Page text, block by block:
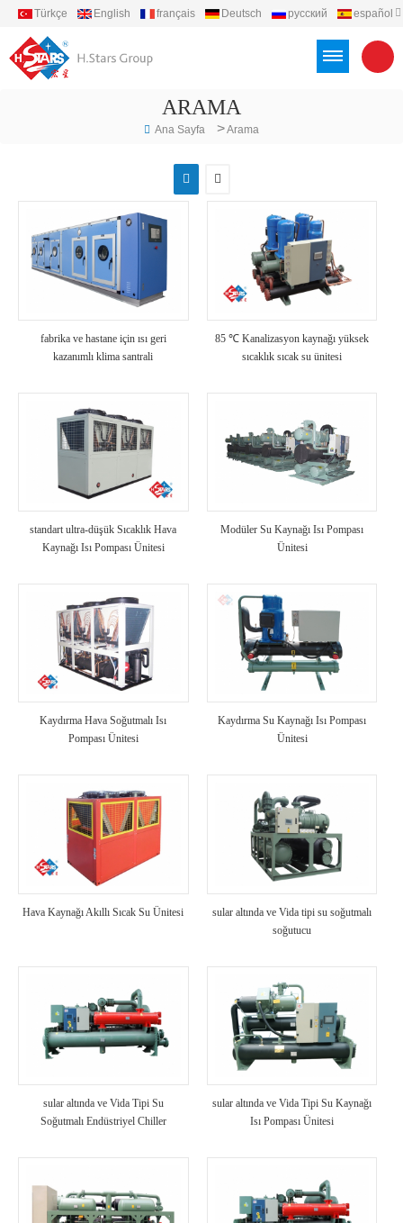
Türkçe English français Deutsch русский
español
ARAMA
Ana Sayfa >Arama
fabrika ve hastane için ısı geri
kazanımlı klima santrali
85 ℃ Kanalizasyon kaynağı yüksek
sıcaklık sıcak su ünitesi
standart ultra-düşük Sıcaklık Hava
Kaynağı Isı Pompası Ünitesi
Modüler Su Kaynağı Isı Pompası
Ünitesi
Kaydırma Hava Soğutmalı Isı
Pompası Ünitesi
Kaydırma Su Kaynağı Isı Pompası
Ünitesi
Hava Kaynağı Akıllı Sıcak Su Ünitesi
sular altında ve Vida tipi su soğutmalı
soğutucu
sular altında ve Vida Tipi Su
Soğutmalı Endüstriyel Chiller
sular altında ve Vida Tipi Su Kaynağı
Isı Pompası Ünitesi